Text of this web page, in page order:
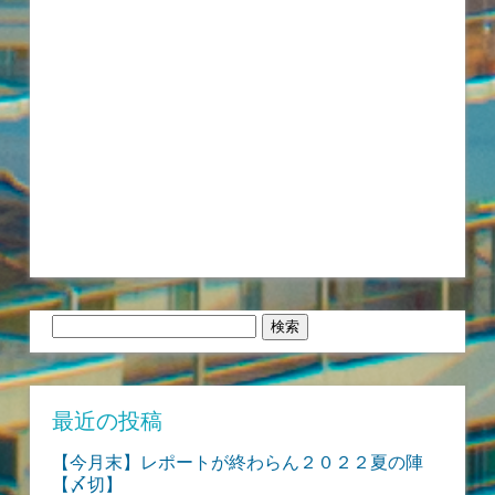
索:
最近の投稿
【今月末】レポートが終わらん２０２２夏の陣
【〆切】